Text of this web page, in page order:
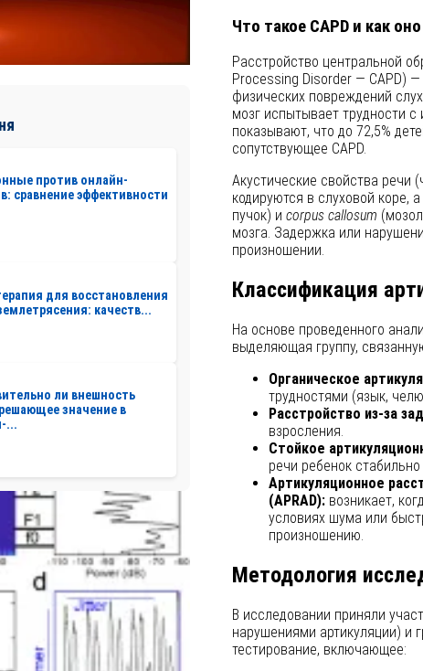
против онлайн-
сравнение эффективности
для восстановления
качеств...
ли внешность
значение в
...
Что такое CAPD и как
Расстройство центральной
Processing Disorder — CAPD)
физических повреждений
мозг испытывает трудности
показывают, что до 72,5%
сопутствующее CAPD.
Акустические свойства речи
кодируются в слуховой коре,
пучок) и corpus callosum
мозга. Задержка или
произношении.
Классификация
На основе проведенного
выделяющая группу,
Органическое
трудностями (язык,
Расстройство из-за
взросления.
Стойкое
речи ребенок
Артикуляционное
(APRAD):возникает,
условиях шума или
произношению.
Методология
В исследовании приняли
нарушениями артикуляции) и
тестирование, включающее: